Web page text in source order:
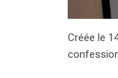
Créée le